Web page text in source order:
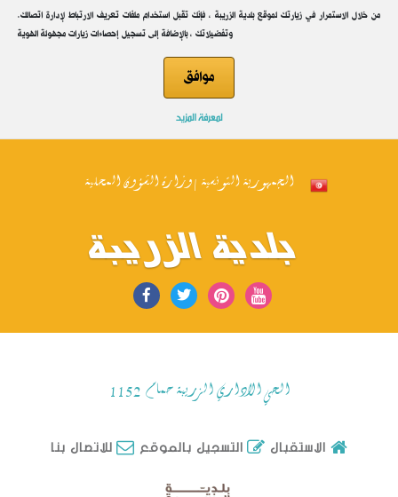
.من خلال الاستمرار في زيارتك لموقع بلدية الزريبة ، فإنك تقبل استخدام ملفات تعريف الارتباط لإدارة اتصالك
وتفضيلاتك ، بالإضافة إلى تسجيل إحصاءات زيارات مجهولة الهوية
موافق
لمعرفة المزيد
الجمهورية التونسية | وزارة الشؤون المحلية
بلدية الزريبة
الحي الاداري الزريبة حمام 1152
الاستقبال التسجيل بالموقع